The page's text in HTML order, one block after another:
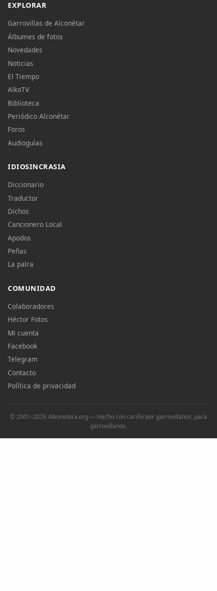
EXPLORAR
Garrovillas de Alconétar
Álbumes de fotos
Novedades
Noticias
El Tiempo
AlkoTV
Biblioteca
Periódico Alconétar
Foros
Audioguías
IDIOSINCRASIA
Diccionario
Traductor
Dichos
Cancionero Local
Apodos
Peñas
La palra
COMUNIDAD
Colaboradores
Héctor Fotos
Mi cuenta
Facebook
Telegram
Contacto
Política de privacidad
© 2001–2026 Alkonetara.org — Hecho con cariño por garrovillanos, para
garrovillanos.